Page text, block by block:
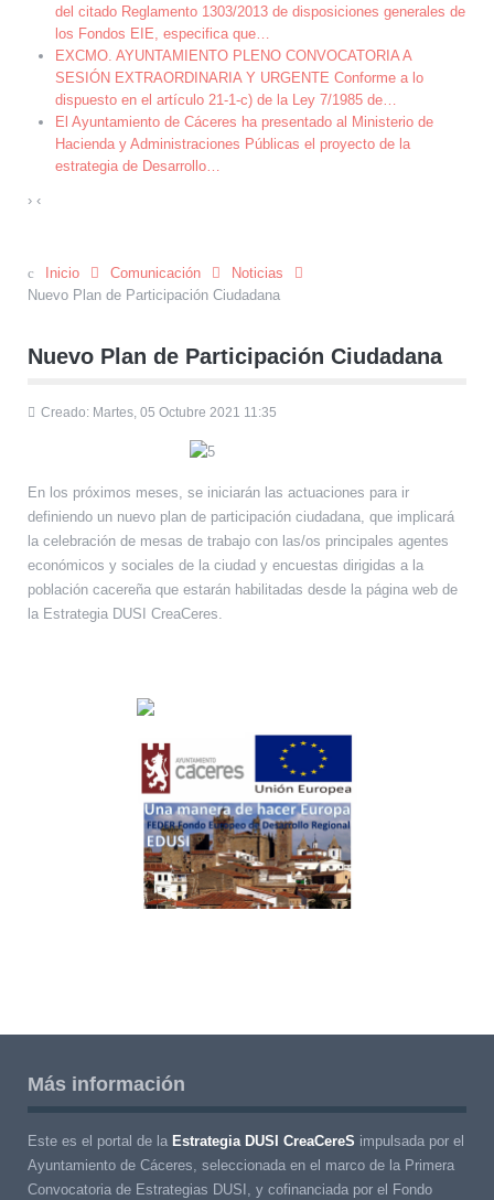
del citado Reglamento 1303/2013 de disposiciones generales de
los Fondos EIE, especifica que…
EXCMO. AYUNTAMIENTO PLENO CONVOCATORIA A
SESIÓN EXTRAORDINARIA Y URGENTE Conforme a lo
dispuesto en el artículo 21-1-c) de la Ley 7/1985 de…
El Ayuntamiento de Cáceres ha presentado al Ministerio de
Hacienda y Administraciones Públicas el proyecto de la
estrategia de Desarrollo…
› ‹
Inicio Comunicación
Noticias
Nuevo Plan de Participación Ciudadana
Nuevo Plan de Participación Ciudadana
Creado: Martes, 05 Octubre 2021 11:35
En los próximos meses, se iniciarán las actuaciones para ir
definiendo un nuevo plan de participación ciudadana, que implicará
la celebración de mesas de trabajo con las/os principales agentes
económicos y sociales de la ciudad y encuestas dirigidas a la
población cacereña que estarán habilitadas desde la página web de
la Estrategia DUSI CreaCeres.
Más información
Este es el portal de la Estrategia DUSI CreaCereS impulsada por el
Ayuntamiento de Cáceres, seleccionada en el marco de la Primera
Convocatoria de Estrategias DUSI, y cofinanciada por el Fondo